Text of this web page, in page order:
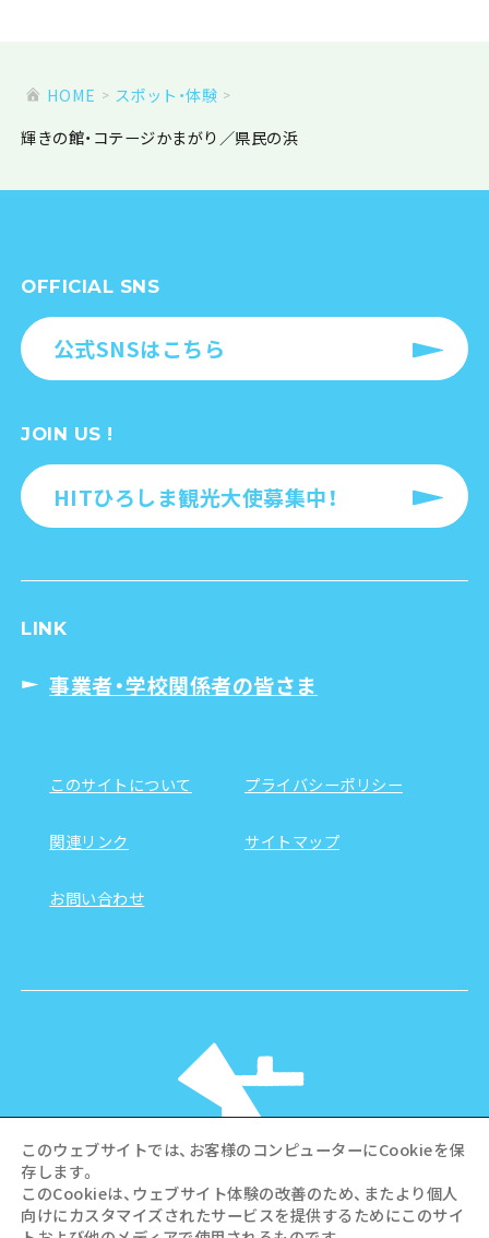
HOME
スポット・体験
輝きの館・コテージかまがり／県民の浜
OFFICIAL SNS
公式SNSはこちら
JOIN US !
HITひろしま観光大使募集中！
LINK
事業者・学校関係者の皆さま
このサイトについて プライバシーポリシー
関連リンク サイトマップ
お問い合わせ
©Hiroshima Tourism Association /
このウェブサイトでは、お客様のコンピューターにCookieを保
存します。
このCookieは、ウェブサイト体験の改善のため、またより個人
向けにカスタマイズされたサービスを提供するためにこのサイ